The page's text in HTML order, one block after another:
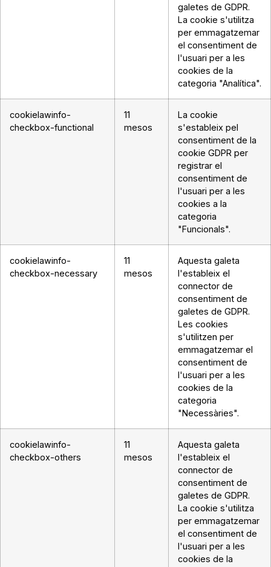
galetes de GDPR.
La cookie s'utilitza
per emmagatzemar
el consentiment de
l'usuari per a les
cookies de la
categoria "Analítica".
cookielawinfo-
checkbox-functional
11
mesos
La cookie
s'estableix pel
consentiment de la
cookie GDPR per
registrar el
consentiment de
l'usuari per a les
cookies a la
categoria
"Funcionals".
cookielawinfo-
checkbox-necessary
11
mesos
Aquesta galeta
l'estableix el
connector de
consentiment de
galetes de GDPR.
Les cookies
s'utilitzen per
emmagatzemar el
consentiment de
l'usuari per a les
cookies de la
categoria
"Necessàries".
cookielawinfo-
checkbox-others
11
mesos
Aquesta galeta
l'estableix el
connector de
consentiment de
galetes de GDPR.
La cookie s'utilitza
per emmagatzemar
el consentiment de
l'usuari per a les
cookies de la